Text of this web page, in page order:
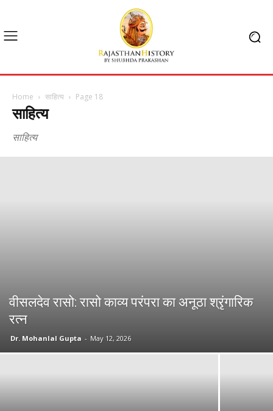
Home साहित्य Page 18
साहित्य
साहित्य
वीसलदेव रासो: रासो काव्य परंपरा का अनूठा श्रृंगारिक
रत्न
Dr. Mohanlal Gupta - May 12, 2026